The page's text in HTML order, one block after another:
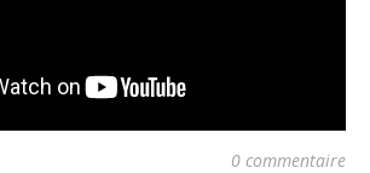
0 commentaire